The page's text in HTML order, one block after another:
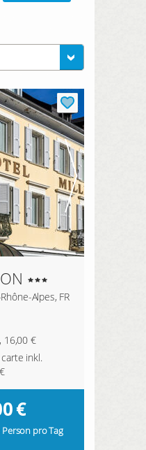
Alpes, FR
16,00 €
inkl.
€
pro Tag